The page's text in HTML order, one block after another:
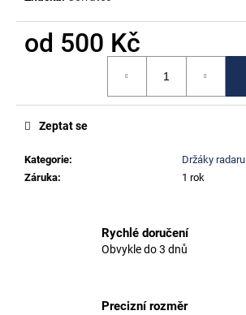
od 500 Kč
Kategorie:
Držáky radaru
Záruka: 1 rok
Zeptat se
Rychlé doručení
Obvykle do 3 dnů
Precizní rozměr
j
e